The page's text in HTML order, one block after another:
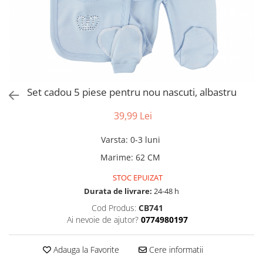
Set cadou 5 piese pentru nou nascuti, albastru
39,99 Lei
Varsta: 0-3 luni
Marime: 62 CM
STOC EPUIZAT
Durata de livrare: 24-48 h
Cod Produs: CB741
Ai nevoie de ajutor? 0774980197
Adauga la Favorite Cere informatii